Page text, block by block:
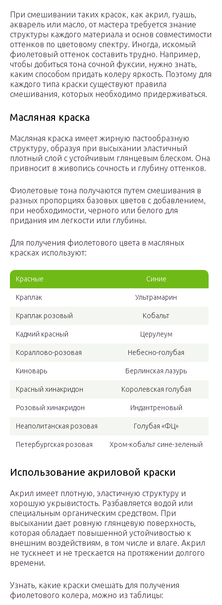
При смешивании таких красок, как акрил, гуашь,
акварель или масло, от мастера требуется знание
структуры каждого материала и основ совместимости
оттенков по цветовому спектру. Иногда, искомый
фиолетовый оттенок составить трудно. Например,
чтобы добиться тона сочной фуксии, нужно знать,
каким способом придать колеру яркость. Поэтому для
каждого типа краски существуют правила
смешивания, которых необходимо придерживаться.
Масляная краска
Масляная краска имеет жирную пастообразную
структуру, образуя при высыхании эластичный
плотный слой с устойчивым глянцевым блеском. Она
привносит в живопись сочность и глубину оттенков.
Фиолетовые тона получаются путем смешивания в
разных пропорциях базовых цветов с добавлением,
при необходимости, черного или белого для
придания им легкости или глубины.
Для получения фиолетового цвета в масляных
красках используют:
Красные Синие
Краплак Ультрамарин
Краплак розовый Кобальт
Кадмий красный Церулеум
Кораллово-розовая Небесно-голубая
Киноварь Берлинская лазурь
Красный хинакридон Королевская голубая
Розовый хинакридон Индантреновый
Неаполитанская розовая Голубая «ФЦ»
Петербургская розовая Хром-кобальт сине-зеленый
Использование акриловой краски
Акрил имеет плотную, эластичную структуру и
хорошую укрывистость. Разбавляется водой или
специальным органическим средством. При
высыхании дает ровную глянцевую поверхность,
которая обладает повышенной устойчивостью к
внешним воздействиям, в том числе и влаге. Акрил
не тускнеет и не трескается на протяжении долгого
времени.
Узнать, какие краски смешать для получения
фиолетового колера, можно из таблицы: